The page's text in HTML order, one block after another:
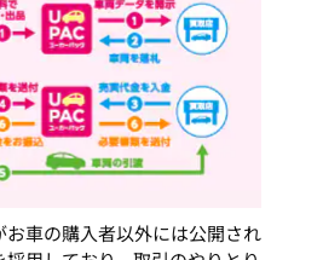
車の購入者以外には公開され